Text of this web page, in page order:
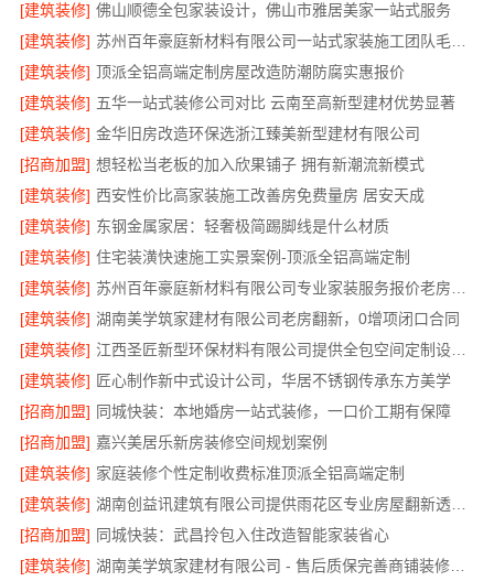
[建筑装修] 佛山顺德全包家装设计，佛山市雅居美家一站式服务
[建筑装修]
[建筑装修] 顶派全铝高端定制房屋改造防潮防腐实惠报价
[建筑装修] 五华一站式装修公司对比 云南至高新型建材优势显著
[建筑装修] 金华旧房改造环保选浙江臻美新型建材有限公司
[招商加盟] 想轻松当老板的加入欣果铺子 拥有新潮流新模式
[建筑装修] 西安性价比高家装施工改善房免费量房 居安天成
[建筑装修] 东钢金属家居：轻奢极简踢脚线是什么材质
[建筑装修] 住宅装潢快速施工实景案例-顶派全铝高端定制
[建筑装修]
[建筑装修] 湖南美学筑家建材有限公司老房翻新，0增项闭口合同
[建筑装修]
江西圣匠新型环保材料有限公司提供全包空间定制设计方案
[建筑装修] 匠心制作新中式设计公司，华居不锈钢传承东方美学
[招商加盟] 同城快装：本地婚房一站式装修，一口价工期有保障
[招商加盟] 嘉兴美居乐新房装修空间规划案例
[建筑装修] 家庭装修个性定制收费标准顶派全铝高端定制
[建筑装修]
湖南创益讯建筑有限公司提供雨花区专业房屋翻新透明化施工
[招商加盟] 同城快装：武昌拎包入住改造智能家装省心
[建筑装修]
湖南美学筑家建材有限公司 - 售后质保完善商铺装修值得信赖